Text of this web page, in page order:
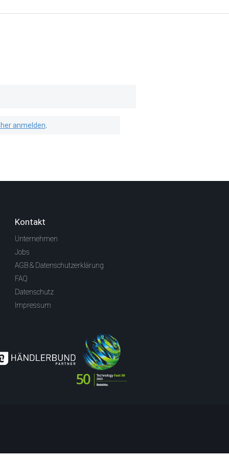
anmelden
Kontakt
Unternehmen
Jobs
AGB & Datenschutzerklärung
FAQ
Datenschutz
Impressum